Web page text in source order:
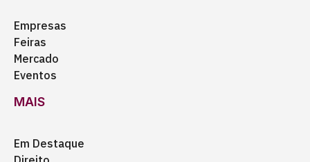
Empresas
Feiras
Mercado
Eventos
MAIS
Em Destaque